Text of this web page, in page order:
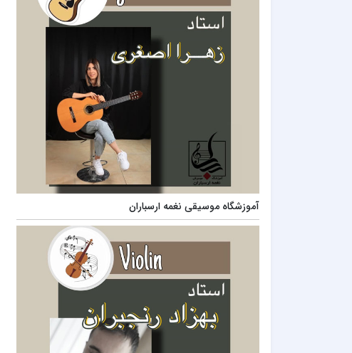
آموزشگاه موسیقی نغمه ارسباران